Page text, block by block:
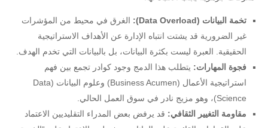
تخمة البيانات (Data Overload):
الغرق في محيط من المؤشرات
غير الضرورية قد يشتت انتباه الإدارة عن الأهداف الاستراتيجية
الحقيقية. العبرة ليست بكثرة البيانات، بل بالبيانات التي تخدم الهدف.
فجوة المهارات: يتطلب هذا الدمج وجود كوادر تجمع بين فهم
استراتيجية الأعمال (Business Acumen) وعلوم البيانات (Data
Science)، وهو مزيج نادر في سوق العمل الحالي.
مقاومة التغيير الثقافي: قد يرفض بعض المدراء التقليديين الاعتماد